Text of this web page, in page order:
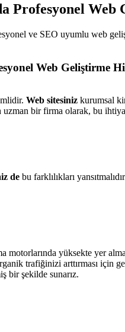
Profesyonel
ve SEO uyumlu web
Web Geliştirme
Web sitesiniz kurumsal
uzman bir firma olarak, bu
de bu farklılıkları
motorlarında yüksekte yer
trafiğinizi arttırması için
bir şekilde sunarız.